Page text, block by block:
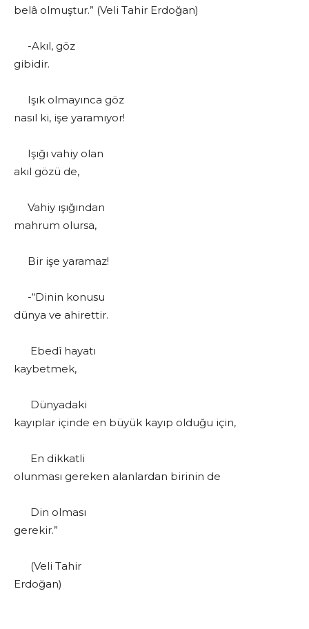
belâ olmuştur.” (Veli Tahir Erdoğan)
-Akıl, göz
gibidir.
Işık olmayınca göz
nasıl ki, işe yaramıyor!
Işığı vahiy olan
akıl gözü de,
Vahiy ışığından
mahrum olursa,
Bir işe yaramaz!
-“Dinin konusu
dünya ve ahirettir.
Ebedî hayatı
kaybetmek,
Dünyadaki
kayıplar içinde en büyük kayıp olduğu için,
En dikkatli
olunması gereken alanlardan birinin de
Din olması
gerekir.”
(Veli Tahir
Erdoğan)